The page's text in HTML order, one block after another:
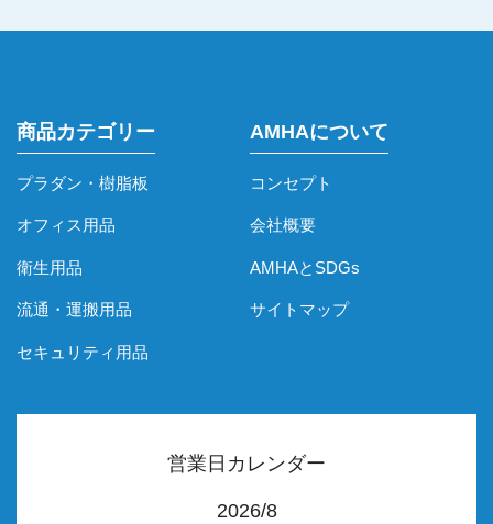
商品カテゴリー
プラダン・樹脂板
オフィス用品
衛生用品
流通・運搬用品
セキュリティ用品
AMHAについて
コンセプト
会社概要
AMHAとSDGs
サイトマップ
営業日カレンダー
2026/8